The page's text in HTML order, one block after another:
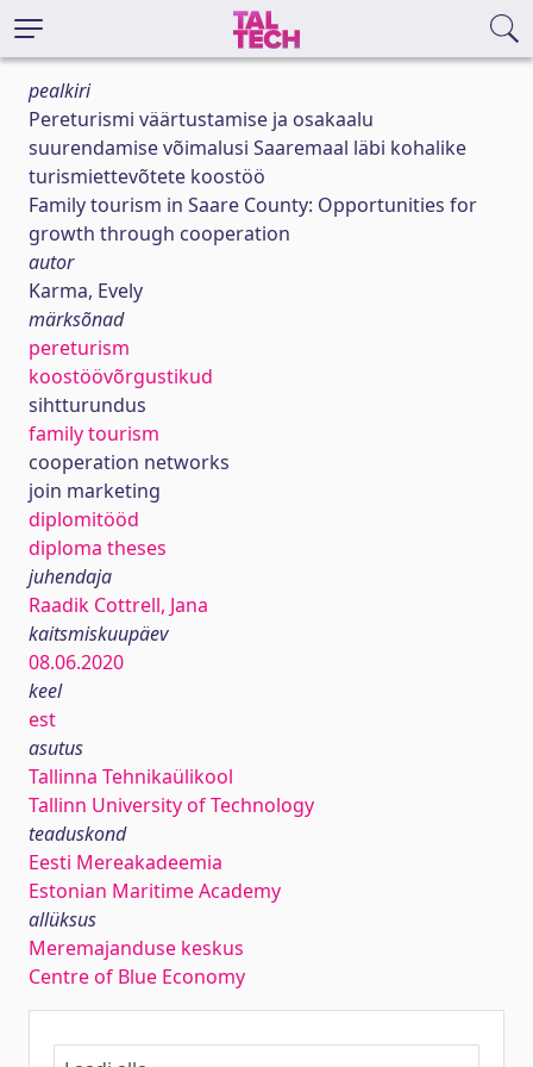
pealkiri
Pereturismi väärtustamise ja osakaalu
suurendamise võimalusi Saaremaal läbi kohalike
turismiettevõtete koostöö
Family tourism in Saare County: Opportunities for
growth through cooperation
autor
Karma, Evely
märksõnad
pereturism
koostöövõrgustikud
sihtturundus
family tourism
cooperation networks
join marketing
diplomitööd
diploma theses
juhendaja
Raadik Cottrell, Jana
kaitsmiskuupäev
08.06.2020
keel
est
asutus
Tallinna Tehnikaülikool
Tallinn University of Technology
teaduskond
Eesti Mereakadeemia
Estonian Maritime Academy
allüksus
Meremajanduse keskus
Centre of Blue Economy